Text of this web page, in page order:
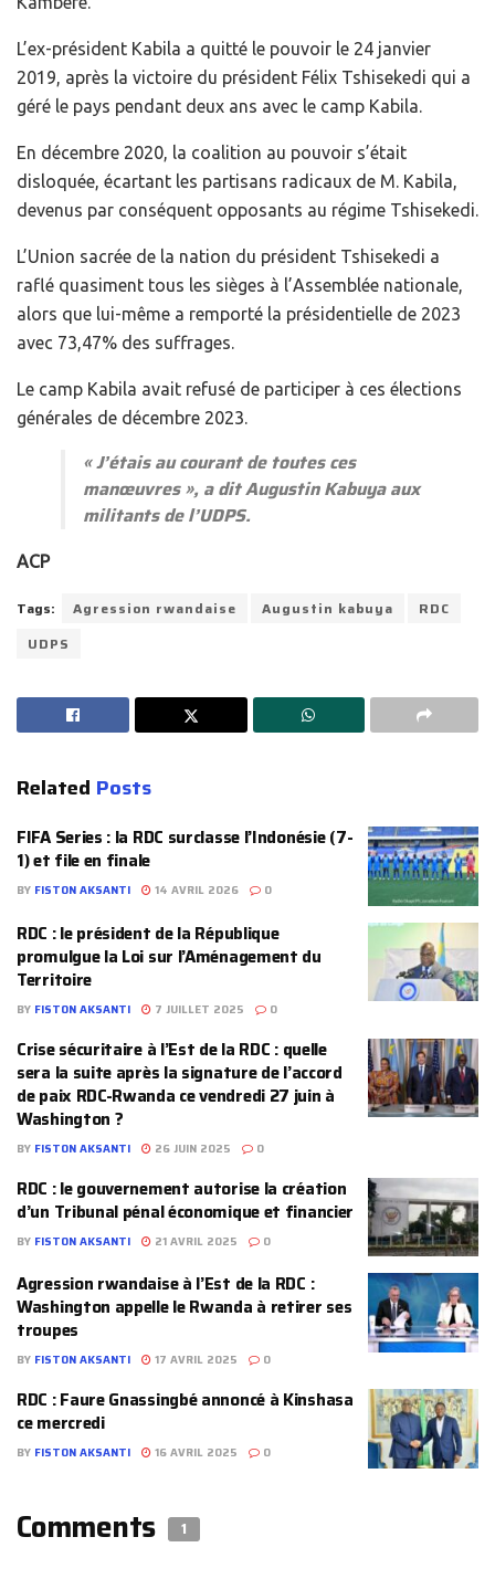
L’ex-président Kabila a quitté le pouvoir le 24 janvier
2019, après la victoire du président Félix Tshisekedi qui a
géré le pays pendant deux ans avec le camp Kabila.
En décembre 2020, la coalition au pouvoir s’était
disloquée, écartant les partisans radicaux de M. Kabila,
devenus par conséquent opposants au régime Tshisekedi.
L’Union sacrée de la nation du président Tshisekedi a
raflé quasiment tous les sièges à l’Assemblée nationale,
alors que lui-même a remporté la présidentielle de 2023
avec 73,47% des suffrages.
Le camp Kabila avait refusé de participer à ces élections
générales de décembre 2023.
«J’étais au courant de toutes ces
manœuvres», a dit Augustin Kabuya aux
militants de l’UDPS.
ACP
Tags: Agression rwandaise Augustin kabuya
RDC
UDPS
Related Posts
FIFA Series : la RDC surclasse l’Indonésie (7-
1) et file en finale
BY FISTON AKSANTI 14 AVRIL 2026 0
RDC : le président de la République
promulgue la Loi sur l’Aménagement du
Territoire
BY FISTON AKSANTI 7 JUILLET 2025 0
Crise sécuritaire à l’Est de la RDC : quelle
sera la suite après la signature de l’accord
de paix RDC-Rwanda ce vendredi 27 juin à
Washington ?
BY FISTON AKSANTI 26 JUIN 2025 0
RDC : le gouvernement autorise la création
d’un Tribunal pénal économique et financier
BY FISTON AKSANTI 21 AVRIL 2025 0
Agression rwandaise à l’Est de la RDC :
Washington appelle le Rwanda à retirer ses
troupes
BY FISTON AKSANTI 17 AVRIL 2025 0
RDC : Faure Gnassingbé annoncé à Kinshasa
ce mercredi
BY FISTON AKSANTI 16 AVRIL 2025 0
Comments 1